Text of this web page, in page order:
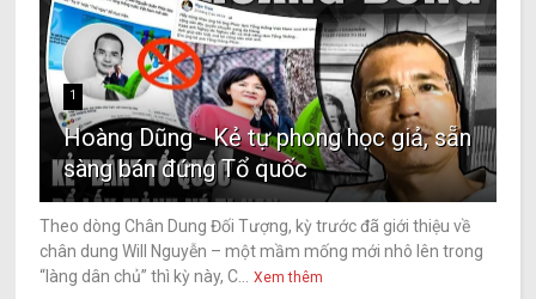
1
Hoàng Dũng - Kẻ tự phong học giả, sẵn
sàng bán đứng Tổ quốc
Theo dòng Chân Dung Đối Tượng, kỳ trước đã giới thiệu về
chân dung Will Nguyễn – một mầm mống mới nhô lên trong
“làng dân chủ” thì kỳ này, C...
Xem thêm